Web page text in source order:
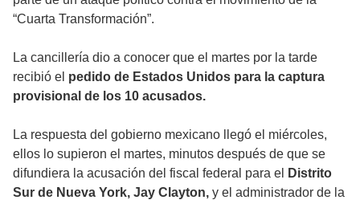
“Cuarta Transformación”.
La cancillería dio a conocer que el martes por la tarde
recibió el pedido de Estados Unidos para la captura
provisional de los 10 acusados.
La respuesta del gobierno mexicano llegó el miércoles,
ellos lo supieron el martes, minutos después de que se
difundiera la acusación del fiscal federal para el
Distrito
Sur de Nueva York, Jay Clayton, y el administrador de la